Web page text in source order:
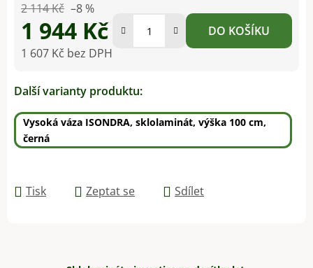
2 114 Kč –8 %
1 944 Kč
1 607 Kč bez DPH
DO KOŠÍKU
Další varianty produktu:
Vysoká váza ISONDRA, sklolaminát, výška 100 cm,
černá
Tisk Zeptat se Sdílet